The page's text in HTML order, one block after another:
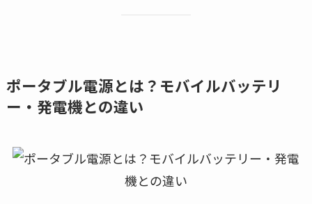
ポータブル電源とは？モバイルバッテリ
ー・発電機との違い